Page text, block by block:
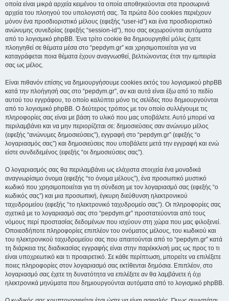
οποία είναι μικρά αρχεία κειμένου τα οποία αποθηκεύονται στα προσωρινά
αρχεία του πλοηγού του υπολογιστή σας. Τα πρώτα δύο cookies περιέχουν
μόνον ένα προσδιοριστικό μέλους (εφεξής “user-id”) και ένα προσδιοριστικό
ανώνυμης συνεδρίας (εφεξής “session-id”), που σας εκχωρούνται αυτόματα
από το λογισμικό phpBB. Ένα τρίτο cookie θα δημιουργηθεί μόλις έχετε
πλοηγηθεί σε θέματα μέσα στο “pepdym.gr” και χρησιμοποιείται για να
καταγράφεται ποια θέματα έχουν αναγνωσθεί, βελτιώνοντας έτσι την εμπειρία
σας ως μέλος.
Είναι πιθανόν επίσης να δημιουργήσουμε cookies εκτός του λογισμικού phpBB
κατά την πλοήγησή σας στο “pepdym.gr”, αν και αυτά είναι έξω από το πεδίο
αυτού του εγγράφου, το οποίο καλύπτει μόνο τις σελίδες που δημιουργούνται
από το λογισμικό phpBB. Ο δεύτερος τρόπος με τον οποίο συλλέγουμε τις
πληροφορίες σας είναι με βάση το υλικό που μας υποβάλετε. Αυτό μπορεί να
περιλαμβάνει και να μην περιορίζεται σε: δημοσιεύσεις σαν ανώνυμο μέλος
(εφεξής “ανώνυμες δημοσιεύσεις”), εγγραφή στο “pepdym.gr” (εφεξής “ο
λογαριασμός σας”) και δημοσιεύσεις που υποβάλετε μετά την εγγραφή και ενώ
είστε συνδεδεμένος (εφεξής “οι δημοσιεύσεις σας”).
Ο λογαριασμός σας θα περιλαμβάνει ως ελάχιστα στοιχεία ένα μοναδικά
αναγνωρίσιμο όνομα (εφεξής “το όνομα μέλους”), ένα προσωπικό μυστικό
κωδικό που χρησιμοποιείται για τη σύνδεση με τον λογαριασμό σας (εφεξής “ο
κωδικός σας”) και μια προσωπική, έγκυρη διεύθυνση ηλεκτρονικού
ταχυδρομείου (εφεξής “το ηλεκτρονικό ταχυδρομείο σας”). Οι πληροφορίες σας
σχετικά με το λογαριασμό σας στο “pepdym.gr” προστατεύονται από τους
νόμους περί προστασίας δεδομένων που ισχύουν στη χώρα που μας φιλοξενεί.
Οποιεσδήποτε πληροφορίες επιπλέον του ονόματος μέλους, του κωδικού και
του ηλεκτρονικού ταχυδρομείου σας που απαιτούνται από το “pepdym.gr” κατά
τη διάρκεια της διαδικασίας εγγραφής είναι στην παρέκκλισή μας ως προς το τι
είναι υποχρεωτικό και τι προαιρετικό. Σε κάθε περίπτωση, μπορείτε να επιλέξετε
ποιες πληροφορίες στον λογαριασμό σας εκτίθενται δημόσια. Επιπλέον, στο
λογαριασμό σας έχετε τη δυνατότητα να επιλέξετε αν θα λαμβάνετε ή όχι
ηλεκτρονικά μηνύματα που δημιουργούνται αυτόματα από το λογισμικό phpBB.